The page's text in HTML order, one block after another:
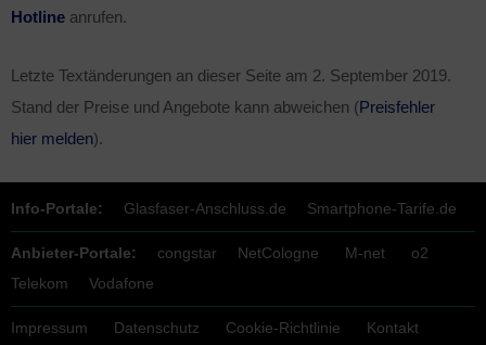
Hotline anrufen.
Letzte Textänderungen an dieser Seite am 2. September 2019.
Stand der Preise und Angebote kann abweichen (Preisfehler
hier melden).
Info-Portale: Glasfaser-Anschluss.de Smartphone-Tarife.de
Anbieter-Portale: congstar NetCologne M-net
o2
Telekom
Vodafone
Impressum Datenschutz Cookie-Richtlinie Kontakt